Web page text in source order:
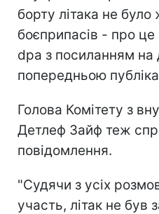
борту літака не було
боєприпасів - про
dpa з посиланням на
попередньою
Голова Комітету з
Детлеф Зайф теж
повідомлення.
"Судячи з усіх
участь, літак не був